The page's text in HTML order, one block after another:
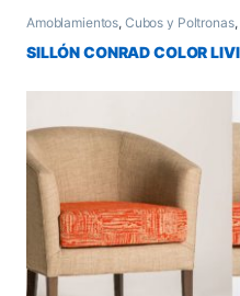
Amoblamientos, Cubos y Poltronas,
Muebles para Living y Comedor
SILLÓN CONRAD COLOR